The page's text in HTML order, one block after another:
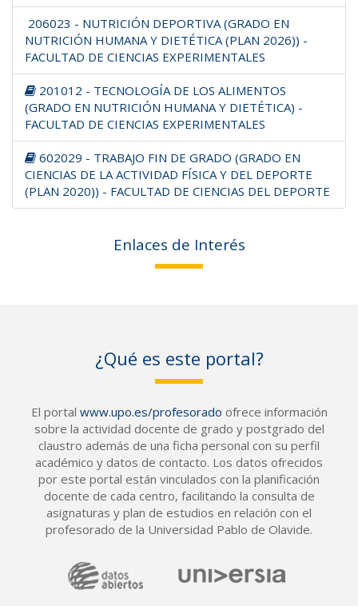
206023 - NUTRICIÓN DEPORTIVA (GRADO EN
NUTRICIÓN HUMANA Y DIETÉTICA (PLAN 2026)) -
FACULTAD DE CIENCIAS EXPERIMENTALES
201012 - TECNOLOGÍA DE LOS ALIMENTOS
(GRADO EN NUTRICIÓN HUMANA Y DIETÉTICA) -
FACULTAD DE CIENCIAS EXPERIMENTALES
602029 - TRABAJO FIN DE GRADO (GRADO EN
CIENCIAS DE LA ACTIVIDAD FÍSICA Y DEL DEPORTE
(PLAN 2020)) - FACULTAD DE CIENCIAS DEL DEPORTE
Enlaces de Interés
¿Qué es este portal?
El portal www.upo.es/profesorado ofrece información
sobre la actividad docente de grado y postgrado del
claustro además de una ficha personal con su perfil
académico y datos de contacto. Los datos ofrecidos
por este portal están vinculados con la planificación
docente de cada centro, facilitando la consulta de
asignaturas y plan de estudios en relación con el
profesorado de la Universidad Pablo de Olavide.